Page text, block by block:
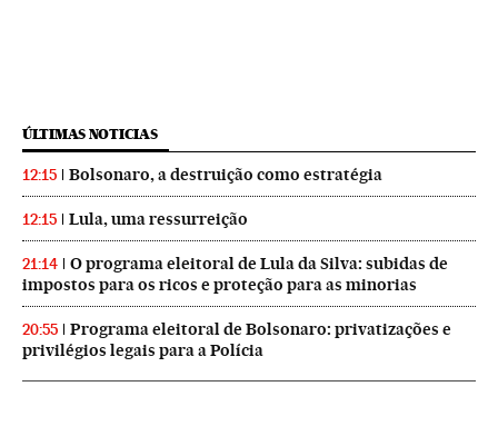
ÚLTIMAS NOTICIAS
12:15 Bolsonaro, a destruição como estratégia
12:15 Lula, uma ressurreição
21:14
O programa eleitoral de Lula da Silva: subidas de
impostos para os ricos e proteção para as minorias
20:55
Programa eleitoral de Bolsonaro: privatizações e
privilégios legais para a Polícia